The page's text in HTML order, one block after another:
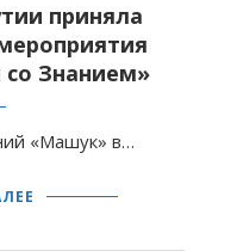
приняла
Знанием»
«Машук» в…